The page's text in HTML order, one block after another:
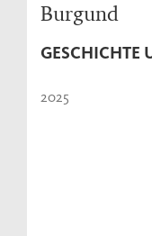
Burgund
GESCHICHTE
2025